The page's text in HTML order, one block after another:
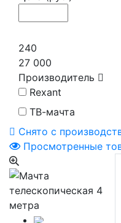
240
27 000
Производитель
Rexant
ТВ-мачта
Снято с
Просмотренные